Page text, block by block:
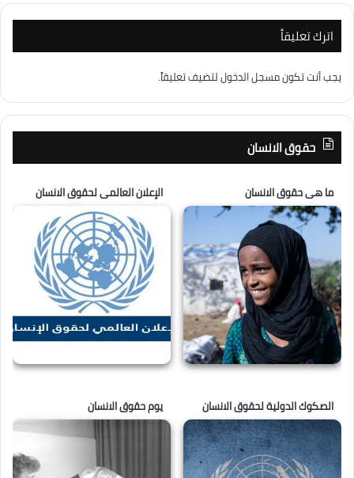
اترك تعليقاً
يجب أنت تكونمسجل الدخوللتضيف تعليقاً.
حقوق الانسان
ما هى حقوق الانسان الإعلان العالمى لحقوق الانسان
الصكوك الدولية لحقوق الانسان يوم حقوق الانسان